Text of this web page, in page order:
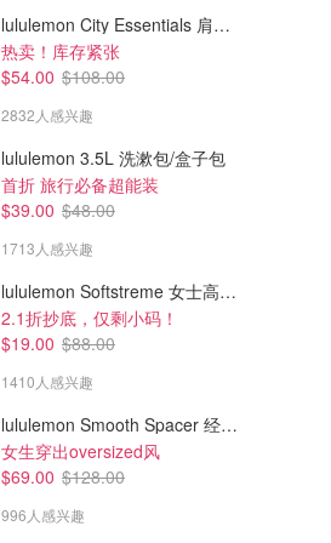
lululemon City Essentials 肩背包 4L
热卖！库存紧张
$54.00 $108.00
2832人感兴趣
lululemon 3.5L 洗漱包/盒子包
首折 旅行必备超能装
$39.00 $48.00
1713人感兴趣
lululemon Softstreme 女士高腰短裤 10cm
2.1折抄底，仅剩小码！
$19.00 $88.00
1410人感兴趣
lululemon Smooth Spacer 经典卫衣
女生穿出oversized风
$69.00 $128.00
996人感兴趣